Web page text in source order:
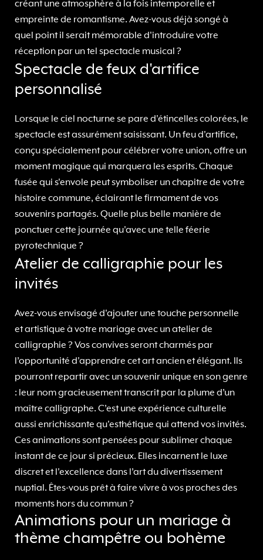
créant une atmosphère à la fois intemporelle et
empreinte de romantisme. Avez-vous déjà songé à
quel point il serait mémorable d'introduire votre
réception par un tel spectacle musical ?
Spectacle de feux d'artifice
personnalisé
Lorsque le ciel nocturne se pare d'étincelles colorées, le
spectacle est assurément saisissant. Un feu d'artifice,
conçu spécialement pour célébrer votre union, offre un
moment magique qui marquera les esprits. Chaque
fusée qui s'envole peut symboliser un chapitre de votre
histoire commune, éclairant le firmament de vos
souvenirs partagés. Quelle plus belle manière de
ponctuer cette journée qu'avec une telle féerie
pyrotechnique ?
Atelier de calligraphie pour les
invités
Avez-vous envisagé d'ajouter une touche personnelle
et artistique à votre mariage avec un atelier de
calligraphie ? Vos convives seront charmés par
l’opportunité d'apprendre cet art ancien et élégant. Ils
pourront repartir avec un souvenir unique en son genre
: leur nom gracieusement transcrit par la plume d’un
maître calligraphe. C’est une expérience culturelle
aussi enrichissante qu'esthétique qui attend vos invités.
Ces animations sont pensées pour sublimer chaque
instant de ce jour si précieux. Elles incarnent le luxe
discret et l'excellence dans l’art du divertissement
nuptial. Êtes-vous prêt à faire vivre à vos proches des
moments hors du commun ?
Animations pour un mariage à
thème champêtre ou bohème